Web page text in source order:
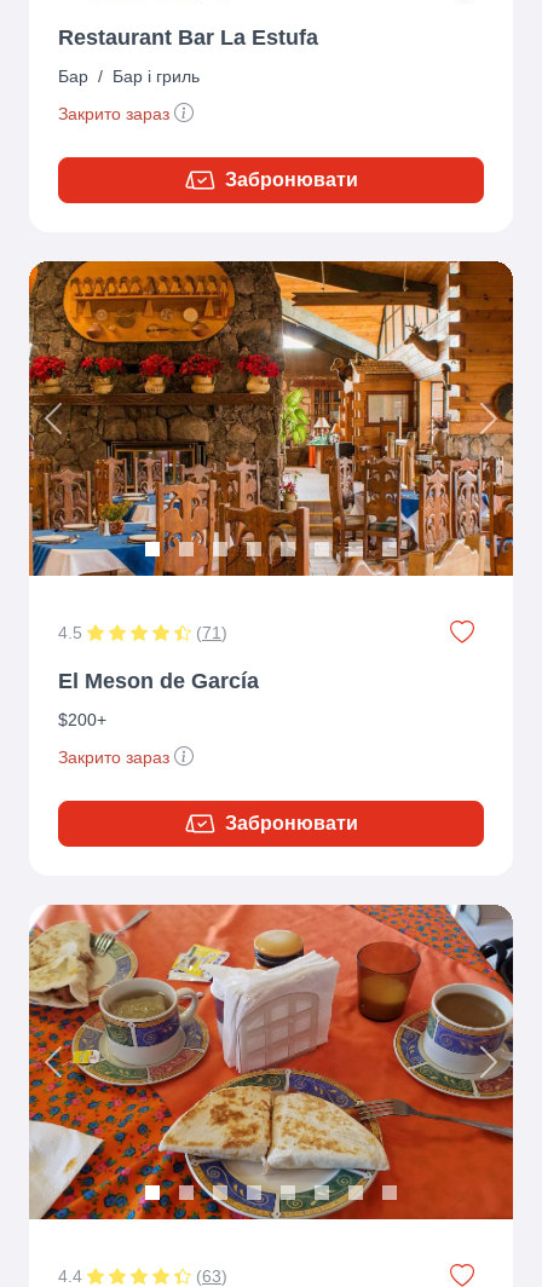
Restaurant Bar La Estufa
Бар / Бар і гриль
Закрито зараз
Забронювати
Previous Next
4.5 (71)
El Meson de García
$200+
Закрито зараз
Забронювати
Previous Next
4.4 (63)